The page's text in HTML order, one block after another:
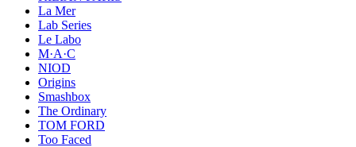
La Mer
Lab Series
Le Labo
M·A·C
NIOD
Origins
Smashbox
The Ordinary
TOM FORD
Too Faced